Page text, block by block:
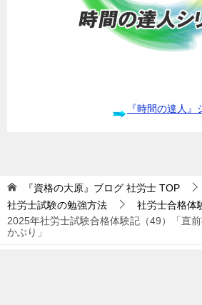
『時間の達人』
『資格の大原』ブログ 社労士 TOP
社労士試験の勉強方法
社労士合格体
2025年社労士試験合格体験記（49）「直
かぶり」